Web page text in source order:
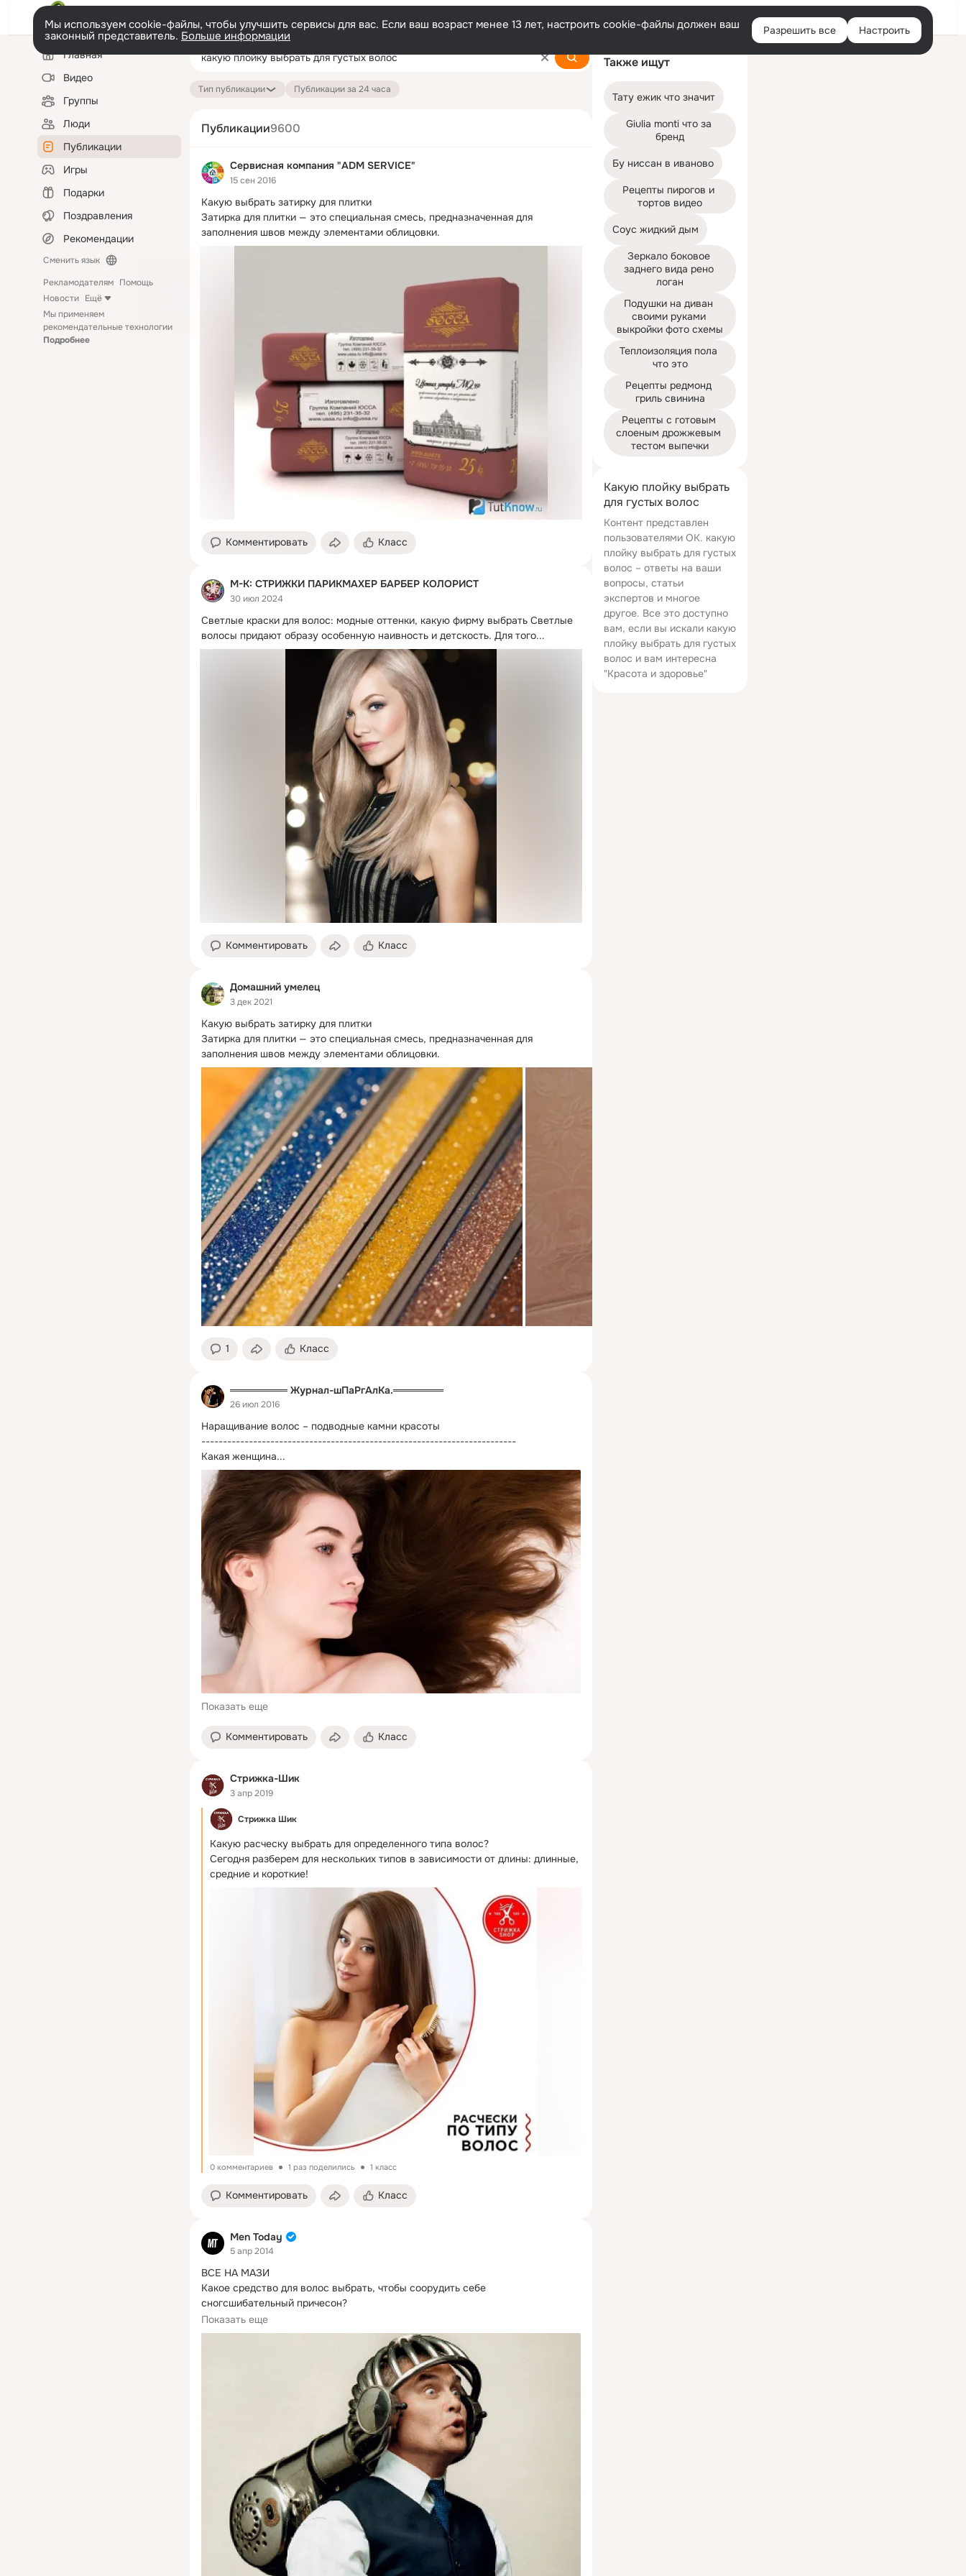
Войти
Мы используем cookie-файлы, чтобы улучшить сервисы для вас. Если ваш возраст менее 13 лет, настроить cookie-файлы должен ваш
законный представитель. Больше информации Разрешить все Настроить
Левая
колонкаГлавная
Видео
Группы
Люди
Публикации
Игры
Подарки
Поздравления
Рекомендации
Сменить язык
Рекламодателям Помощь
Новости Ещё
Мы применяем
рекомендательные технологии
Подробнее
Какую плойку выбрать
для густых волос
Контент представлен
пользователями ОК. какую
плойку выбрать для густых
волос – ответы на ваши
вопросы, статьи
экспертов и многое
другое. Все это доступно
вам, если вы искали какую
плойку выбрать для густых
волос и вам интересна
"Красота и здоровье"
Также ищут
Тату ежик что значит
Giulia monti что за
бренд
Бу ниссан в иваново
Рецепты пирогов и
тортов видео
Соус жидкий дым
Зеркало боковое
заднего вида рено
логан
Подушки на диван
своими руками
выкройки фото схемы
Теплоизоляция пола
что это
Рецепты редмонд
гриль свинина
Рецепты с готовым
слоеным дрожжевым
тестом выпечки
Тип публикации
Публикации за 24 часа
Публикации9600
Сервисная компания "ADM SERVICE"
15 сен 2016
Какую выбрать затирку для плитки
Затирка для плитки — это специальная смесь, предназначенная для
заполнения швов между элементами облицовки.
Комментировать Класс
М-К: СТРИЖКИ ПАРИКМАХЕР БАРБЕР КОЛОРИСТ
30 июл 2024
Светлые краски для волос: модные оттенки, какую фирму выбрать Светлые
волосы придают образу особенную наивность и детскость. Для того...
Комментировать Класс
Домашний умелец
3 дек 2021
Какую выбрать затирку для плитки
Затирка для плитки — это специальная смесь, предназначенная для
заполнения швов между элементами облицовки.
1 Класс
════════ Журнал-шПаРгАлКа.═══════
26 июл 2016
Наращивание волос – подводные камни красоты
-------------------------------------------------------------------------
Какая женщина...
Показать еще
Комментировать Класс
Стрижка-Шик
3 апр 2019
Стрижка Шик
Какую расческу выбрать для определенного типа волос?
Сегодня разберем для нескольких типов в зависимости от длины: длинные,
средние и короткие!
0 комментариев 1 раз поделились 1 класс
Комментировать Класс
Men Today
5 апр 2014
ВСЕ НА МАЗИ
Какое средство для волос выбрать, чтобы соорудить себе
сногсшибательный причесон?
ГЕЛЬ
ДЛЯ ГУСТЫХ ВЬЮЩИХСЯ ВОЛОС
Показать еще